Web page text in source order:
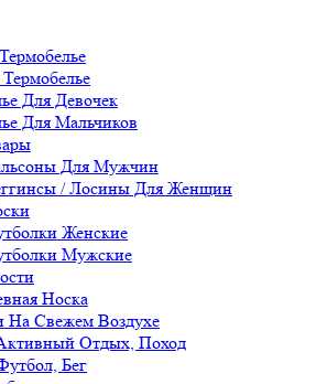
Для Девочек
Для Мальчиков
Для Мужчин
/ Лосины Для Женщин
Женские
Мужские
Носка
На Свежем Воздухе
Отдых, Поход
Бег